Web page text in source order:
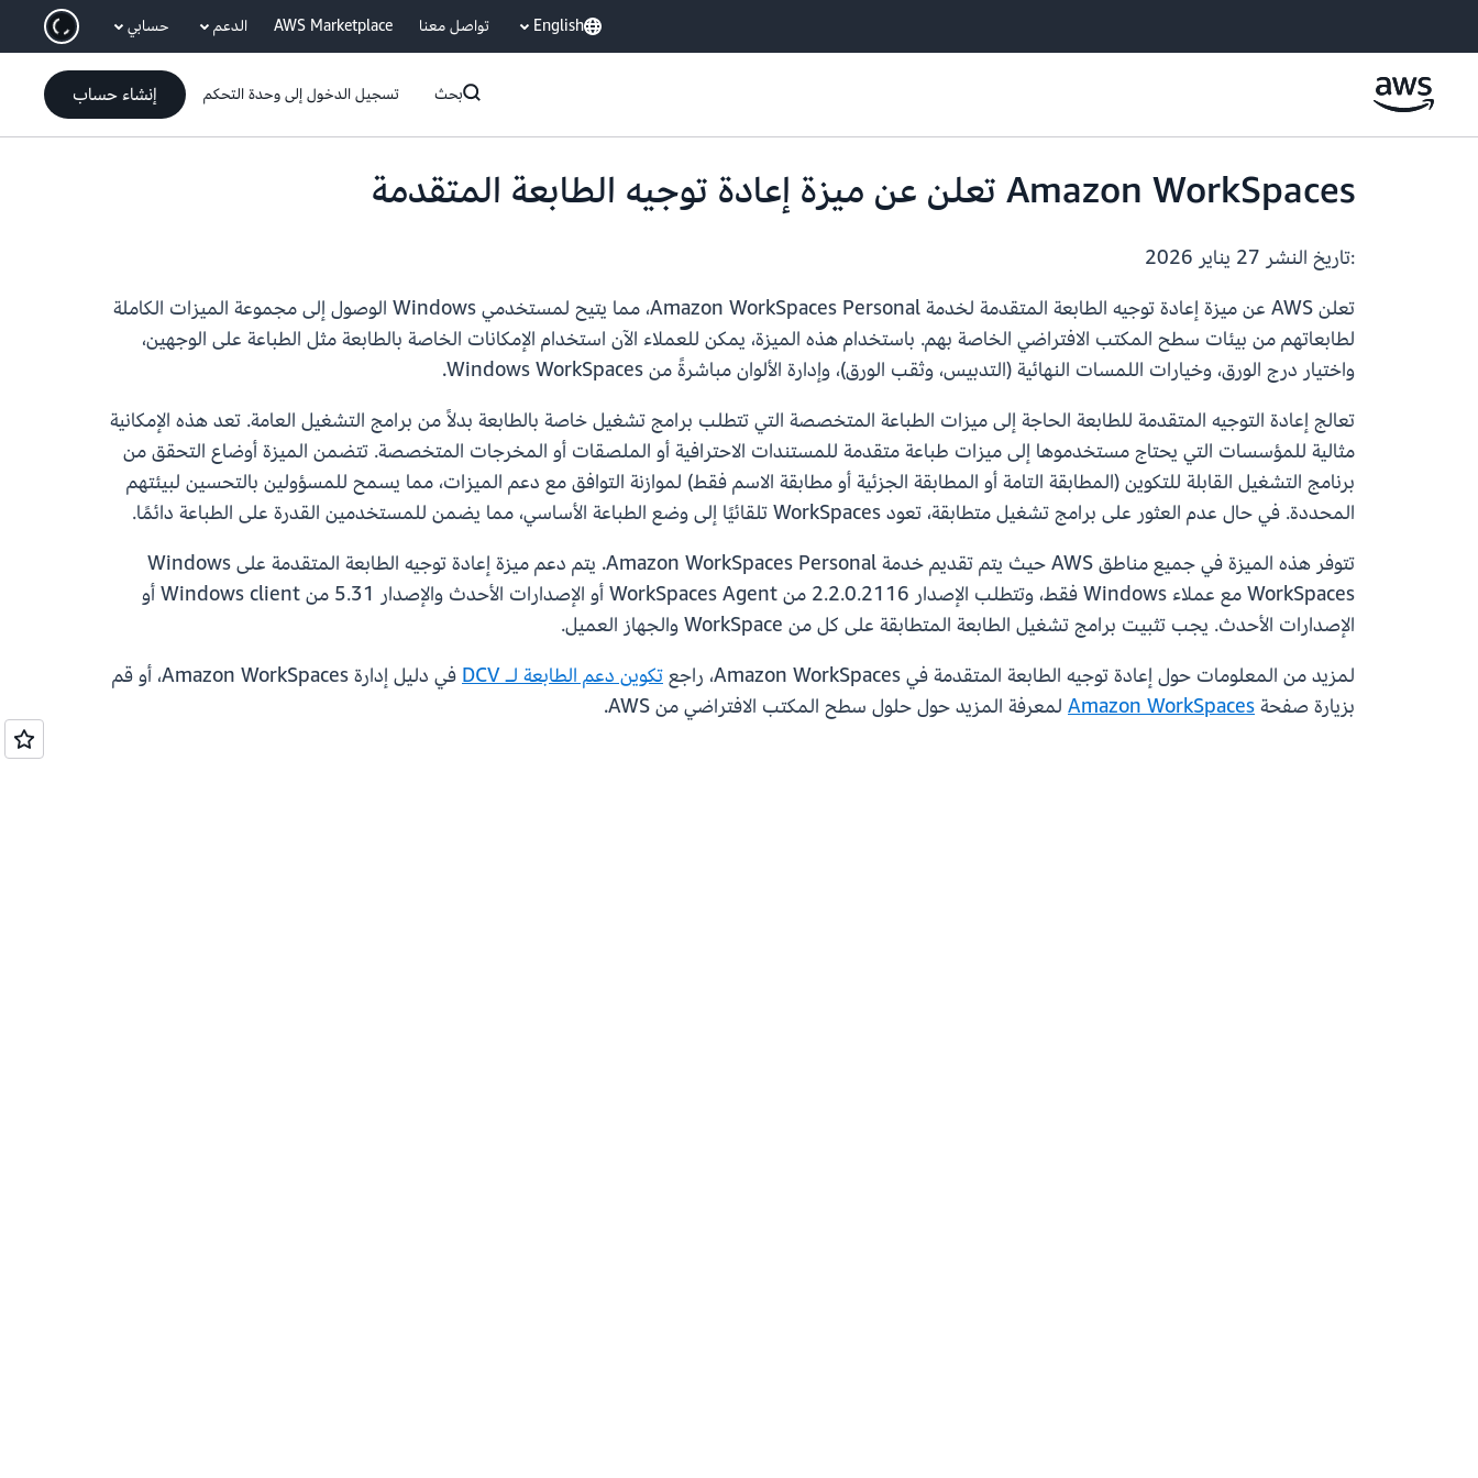
انتقل إلى المحتوى الرئيسي English تواصل معنا AWS Marketplace الدعم حسابي
بحث تسجيل الدخول إلى وحدة التحكم إنشاء حساب
Amazon WorkSpaces تعلن عن ميزة إعادة توجيه الطابعة المتقدمة
:تاريخ النشر
تعلن AWS عن ميزة إعادة توجيه الطابعة المتقدمة لخدمة Amazon WorkSpaces Personal، مما يتيح لمستخدمي Windows الوصول إلى مجموعة الميزات الكاملة
لطابعاتهم من بيئات سطح المكتب الافتراضي الخاصة بهم. باستخدام هذه الميزة، يمكن للعملاء الآن استخدام الإمكانات الخاصة بالطابعة مثل الطباعة على الوجهين،
واختيار درج الورق، وخيارات اللمسات النهائية (التدبيس، وثقب الورق)، وإدارة الألوان مباشرةً من Windows WorkSpaces.
تعالج إعادة التوجيه المتقدمة للطابعة الحاجة إلى ميزات الطباعة المتخصصة التي تتطلب برامج تشغيل خاصة بالطابعة بدلاً من برامج التشغيل العامة. تعد هذه الإمكانية
مثالية للمؤسسات التي يحتاج مستخدموها إلى ميزات طباعة متقدمة للمستندات الاحترافية أو الملصقات أو المخرجات المتخصصة. تتضمن الميزة أوضاع التحقق من
برنامج التشغيل القابلة للتكوين (المطابقة التامة أو المطابقة الجزئية أو مطابقة الاسم فقط) لموازنة التوافق مع دعم الميزات، مما يسمح للمسؤولين بالتحسين لبيئتهم
المحددة. في حال عدم العثور على برامج تشغيل متطابقة، تعود WorkSpaces تلقائيًا إلى وضع الطباعة الأساسي، مما يضمن للمستخدمين القدرة على الطباعة دائمًا.
تتوفر هذه الميزة في جميع مناطق AWS حيث يتم تقديم خدمة Amazon WorkSpaces Personal. يتم دعم ميزة إعادة توجيه الطابعة المتقدمة على Windows
WorkSpaces مع عملاء Windows فقط، وتتطلب الإصدار 2.2.0.2116 من WorkSpaces Agent أو الإصدارات الأحدث والإصدار 5.31 من Windows client أو
الإصدارات الأحدث. يجب تثبيت برامج تشغيل الطابعة المتطابقة على كل من WorkSpace والجهاز العميل.
لمزيد من المعلومات حول إعادة توجيه الطابعة المتقدمة في Amazon WorkSpaces، راجع
تكوين دعم الطابعة لـ DCV
في دليل إدارة Amazon WorkSpaces، أو قم
بزيارة صفحةAmazon WorkSpaces لمعرفة المزيد حول حلول سطح المكتب الافتراضي من AWS.